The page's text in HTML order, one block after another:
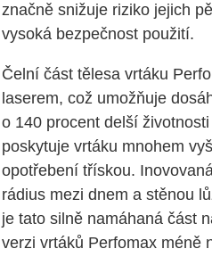
značně snižuje riziko jejich
vysoká bezpečnost použití.
Čelní část tělesa vrtáku
laserem, což umožňuje
o 140 procent delší
poskytuje vrtáku mnohem
opotřebení třískou.
rádius mezi dnem a stěnou
je tato silně namáhaná část
verzi vrtáků Perfomax méně